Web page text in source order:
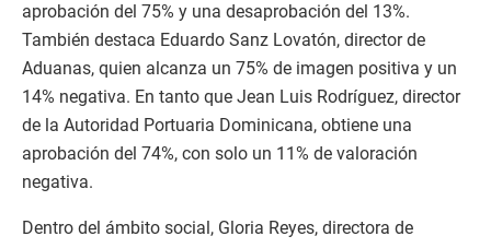
aprobación del 75% y una desaprobación del 13%.
También destaca Eduardo Sanz Lovatón, director de
Aduanas, quien alcanza un 75% de imagen positiva y un
14% negativa. En tanto que Jean Luis Rodríguez, director
de la Autoridad Portuaria Dominicana, obtiene una
aprobación del 74%, con solo un 11% de valoración
negativa.
Dentro del ámbito social, Gloria Reyes, directora de